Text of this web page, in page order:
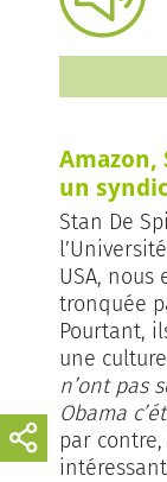
un
Stan De
USA,
tronquée
Pourtant,
une
n’ont pas
Obama
par